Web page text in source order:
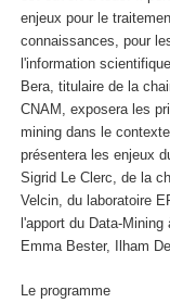
enjeux pour le
connaissances, pour
l'information
Bera, titulaire de la
CNAM, exposera les
mining dans le
présentera les enjeux
Sigrid Le Clerc, de la
Velcin, du laboratoire
l'apport du Data-
Emma Bester, Ilham
Le programme